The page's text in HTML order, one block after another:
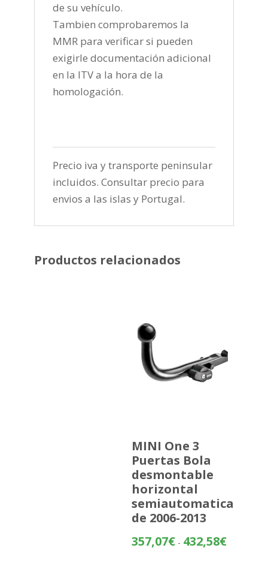
de su vehículo.
Tambien comprobaremos la
MMR para verificar si pueden
exigirle documentación adicional
en la ITV a la hora de la
homologación.
Precio iva y transporte peninsular
incluidos. Consultar precio para
envios a las islas y Portugal.
Productos relacionados
MINI One 3
Puertas Bola
desmontable
horizontal
semiautomatica
de 2006-2013
357,07€ - 432,58€Rango